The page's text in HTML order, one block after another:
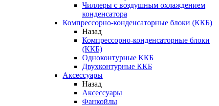
Чиллеры с воздушным охлаждением
конденсатора
Компрессорно-конденсаторные блоки (ККБ)
Назад
Компрессорно-конденсаторные блоки
(ККБ)
Одноконтурные ККБ
Двухконтурные ККБ
Аксессуары
Назад
Аксессуары
Фанкойлы